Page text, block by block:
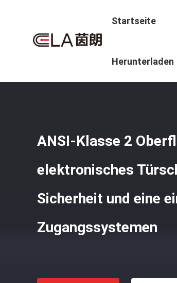
Startseite
Herunterladen
Intelligenter
ANSI-Klasse 2
elektronisches
Sicherheit und eine
Zugangssystemen